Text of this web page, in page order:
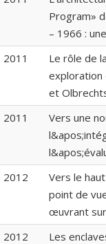
Program»
– 1966 :
2011
Le rôle de
exploration
et
2011
Vers une
2012
Vers le
point de
œuvrant
2012
Les